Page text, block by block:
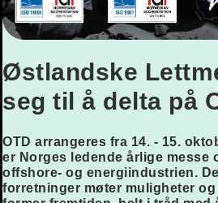
Østlandske
seg til å delta på
OTD arrangeres fra 14. - 15.
er Norges ledende årlige messe
offshore- og energiindustrien.
forretninger møter muligheter